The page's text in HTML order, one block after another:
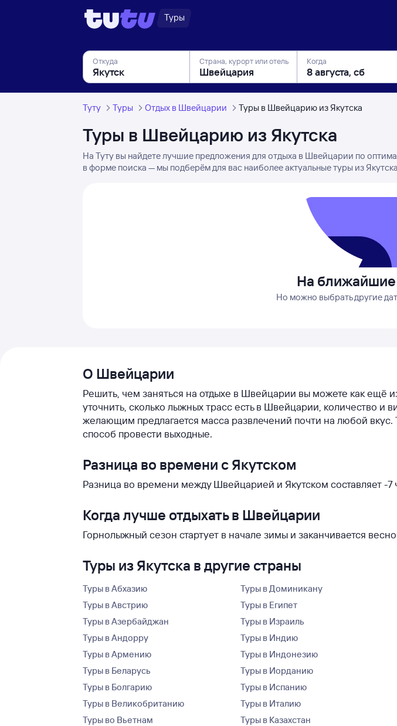
Туры
Откуда Страна, курорт или отель Когда
Туту Туры Отдых в Швейцарии Туры в Швейцарию из Якутска
Туры в Швейцарию из Якутска
На Туту вы найдете лучшие предложения для отдыха в Швейцарии по
в форме поиска — мы подберём для вас наиболее актуальные туры из
На ближайшие
Но можно выбрать другие
О Швейцарии
Решить, чем заняться на отдыхе в Швейцарии вы можете как ещё
уточнить, сколько лыжных трасс есть в Швейцарии, количество и
желающим предлагается масса развлечений почти на любой
способ провести выходные.
Разница во времени с Якутском
Разница во времени между Швейцарией и Якутском составляет -7
Когда лучше отдыхать в Швейцарии
Горнолыжный сезон стартует в начале зимы и заканчивается
Туры из Якутска в другие страны
Туры в Абхазию
Туры в Австрию
Туры в Азербайджан
Туры в Андорру
Туры в Армению
Туры в Беларусь
Туры в Болгарию
Туры в Великобританию
Туры во Вьетнам
Туры в Доминикану
Туры в Египет
Туры в Израиль
Туры в Индию
Туры в Индонезию
Туры в Иорданию
Туры в Испанию
Туры в Италию
Туры в Казахстан